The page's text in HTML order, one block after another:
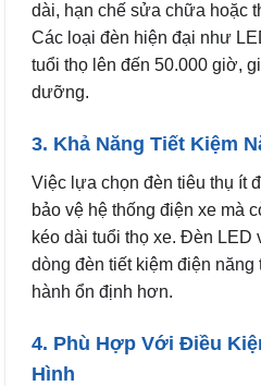
dài, hạn chế sửa chữa hoặc
Các loại đèn hiện đại như
tuổi thọ lên đến 50.000 giờ,
dưỡng.
3. Khả Năng Tiết Kiệm
Việc lựa chọn đèn tiêu thụ ít
bảo vệ hệ thống điện xe mà
kéo dài tuổi thọ xe. Đèn LED
dòng đèn tiết kiệm điện năng
hành ổn định hơn.
4. Phù Hợp Với Điều
Hình